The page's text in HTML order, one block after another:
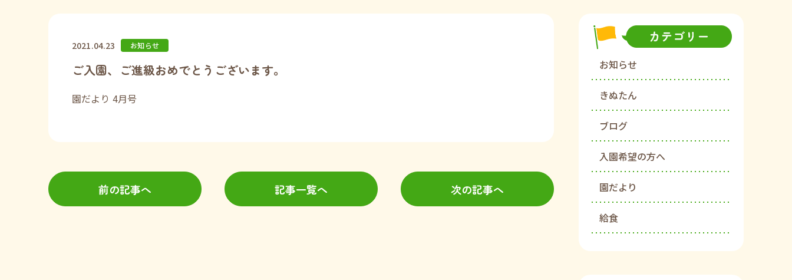
2021.04.23 お知らせ
ご入園、ご進級おめでとうございます。
園だより 4月号
前の記事へ 記事一覧へ 次の記事へ
お知らせ
きぬたん
ブログ
入園希望の方へ
園だより
給食